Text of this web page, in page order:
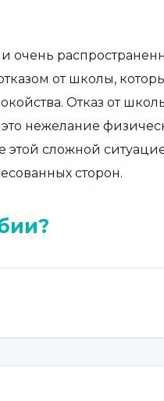
очень
от школы,
Отказ от
нежелание
сложной
сторон.
следующими: